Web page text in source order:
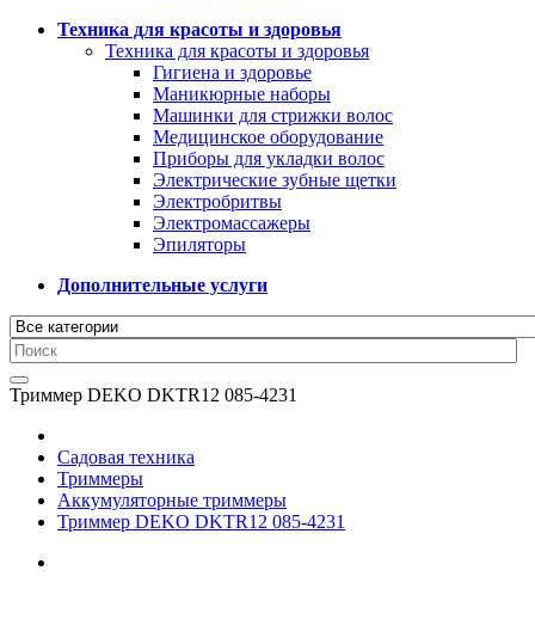
Техника для красоты и здоровья
Техника для красоты и здоровья
Гигиена и здоровье
Маникюрные наборы
Машинки для стрижки волос
Медицинское оборудование
Приборы для укладки волос
Электрические зубные щетки
Электробритвы
Электромассажеры
Эпиляторы
Дополнительные услуги
Триммер DEKO DKTR12 085-4231
Садовая техника
Триммеры
Аккумуляторные триммеры
Триммер DEKO DKTR12 085-4231